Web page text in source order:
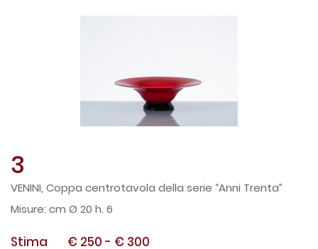
3
VENINI, Coppa centrotavola della serie “Anni Trenta”
cm Ø 20 h. 6
Stima € 250 - € 300